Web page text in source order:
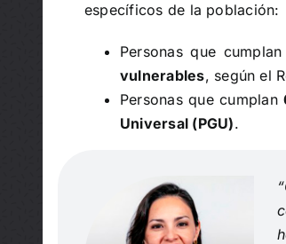
específicos de la población:
Personas que cumplan
vulnerables, según el
Personas que cumplan
Universal (PGU).